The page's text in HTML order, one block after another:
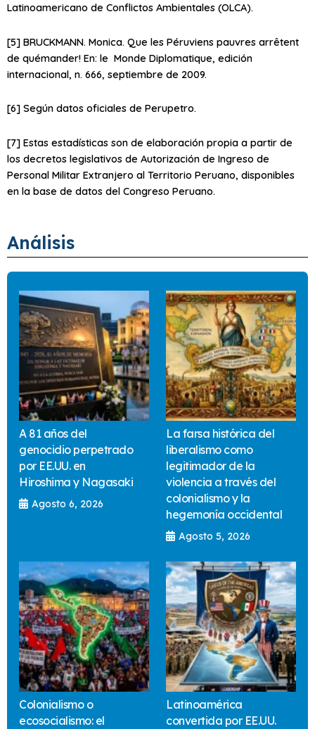
Latinoamericano de Conflictos Ambientales (OLCA).
[5] BRUCKMANN. Monica. Que les Péruviens pauvres arrêtent
de quémander! En: le Monde Diplomatique, edición
internacional, n. 666, septiembre de 2009.
[6] Según datos oficiales de Perupetro.
[7] Estas estadísticas son de elaboración propia a partir de
los decretos legislativos de Autorización de Ingreso de
Personal Militar Extranjero al Territorio Peruano, disponibles
en la base de datos del Congreso Peruano.
Análisis
A 81 años del
genocidio perpetrado
por EE.UU. en
Hiroshima y Nagasaki
Agosto 6, 2026
La farsa histórica del
liberalismo como
legitimador de la
violencia a través del
colonialismo y la
hegemonía occidental
Agosto 5, 2026
Colonialismo o
ecosocialismo: el
Latinoamérica
convertida por EE.UU.